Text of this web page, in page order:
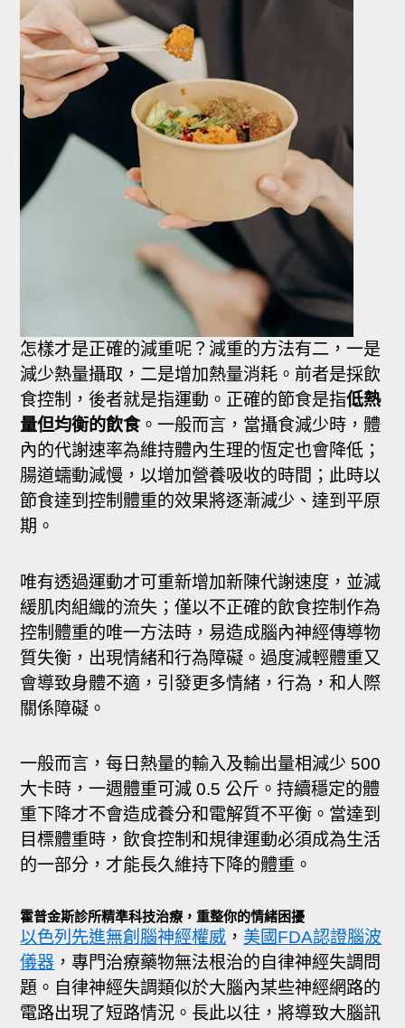
怎樣才是正確的減重呢？減重的方法有二，一是
減少熱量攝取，二是增加熱量消耗。前者是採飲
食控制，後者就是指運動。正確的節食是指低熱
量但均衡的飲食。一般而言，當攝食減少時，體
內的代謝速率為維持體內生理的恆定也會降低；
腸道蠕動減慢，以增加營養吸收的時間；此時以
節食達到控制體重的效果將逐漸減少、達到平原
期。
唯有透過運動才可重新增加新陳代謝速度，並減
緩肌肉組織的流失；僅以不正確的飲食控制作為
控制體重的唯一方法時，易造成腦內神經傳導物
質失衡，出現情緒和行為障礙。過度減輕體重又
會導致身體不適，引發更多情緒，行為，和人際
關係障礙。
一般而言，每日熱量的輸入及輸出量相減少 500
大卡時，一週體重可減 0.5 公斤。持續穩定的體
重下降才不會造成養分和電解質不平衡。當達到
目標體重時，飲食控制和規律運動必須成為生活
的一部分，才能長久維持下降的體重。
霍普金斯診所精準科技治療，重整你的情緒困擾
以色列先進無創腦神經權威 ， 美國FDA認證腦波
儀器 ，專門治療藥物無法根治的自律神經失調問
題。自律神經失調類似於大腦內某些神經網路的
電路出現了短路情況。長此以往，將導致大腦訊